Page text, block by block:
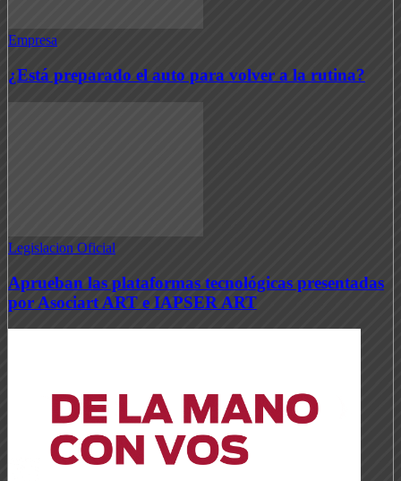
Empresa
¿Está preparado el auto para volver a la rutina?
Legislacion Oficial
Aprueban las plataformas tecnológicas presentadas
por Asociart ART e IAPSER ART